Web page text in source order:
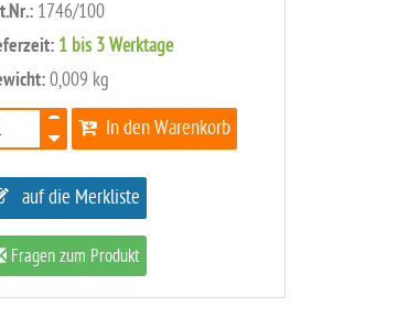
1746/100
1 bis 3 Werktage
0,009 kg
In den Warenkorb
auf die Merkliste
Fragen zum Produkt